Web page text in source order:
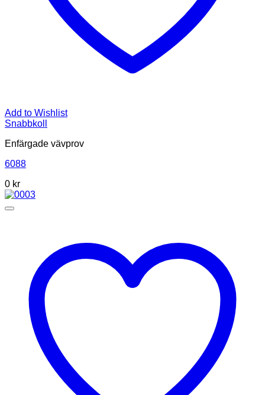
Add to Wishlist
Snabbkoll
Enfärgade vävprov
6088
0 kr